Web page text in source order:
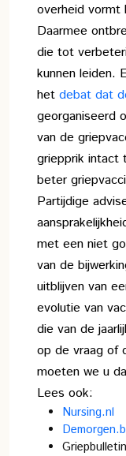
overheid vormt
Daarmee
die tot
kunnen leiden.
het debat dat
georganiseerd
van de
griepprik intact
beter
Partijdige
met een niet
van de
uitblijven van
evolutie van
die van de
op de vraag of
moeten we u
Lees ook:
Nursing.nl